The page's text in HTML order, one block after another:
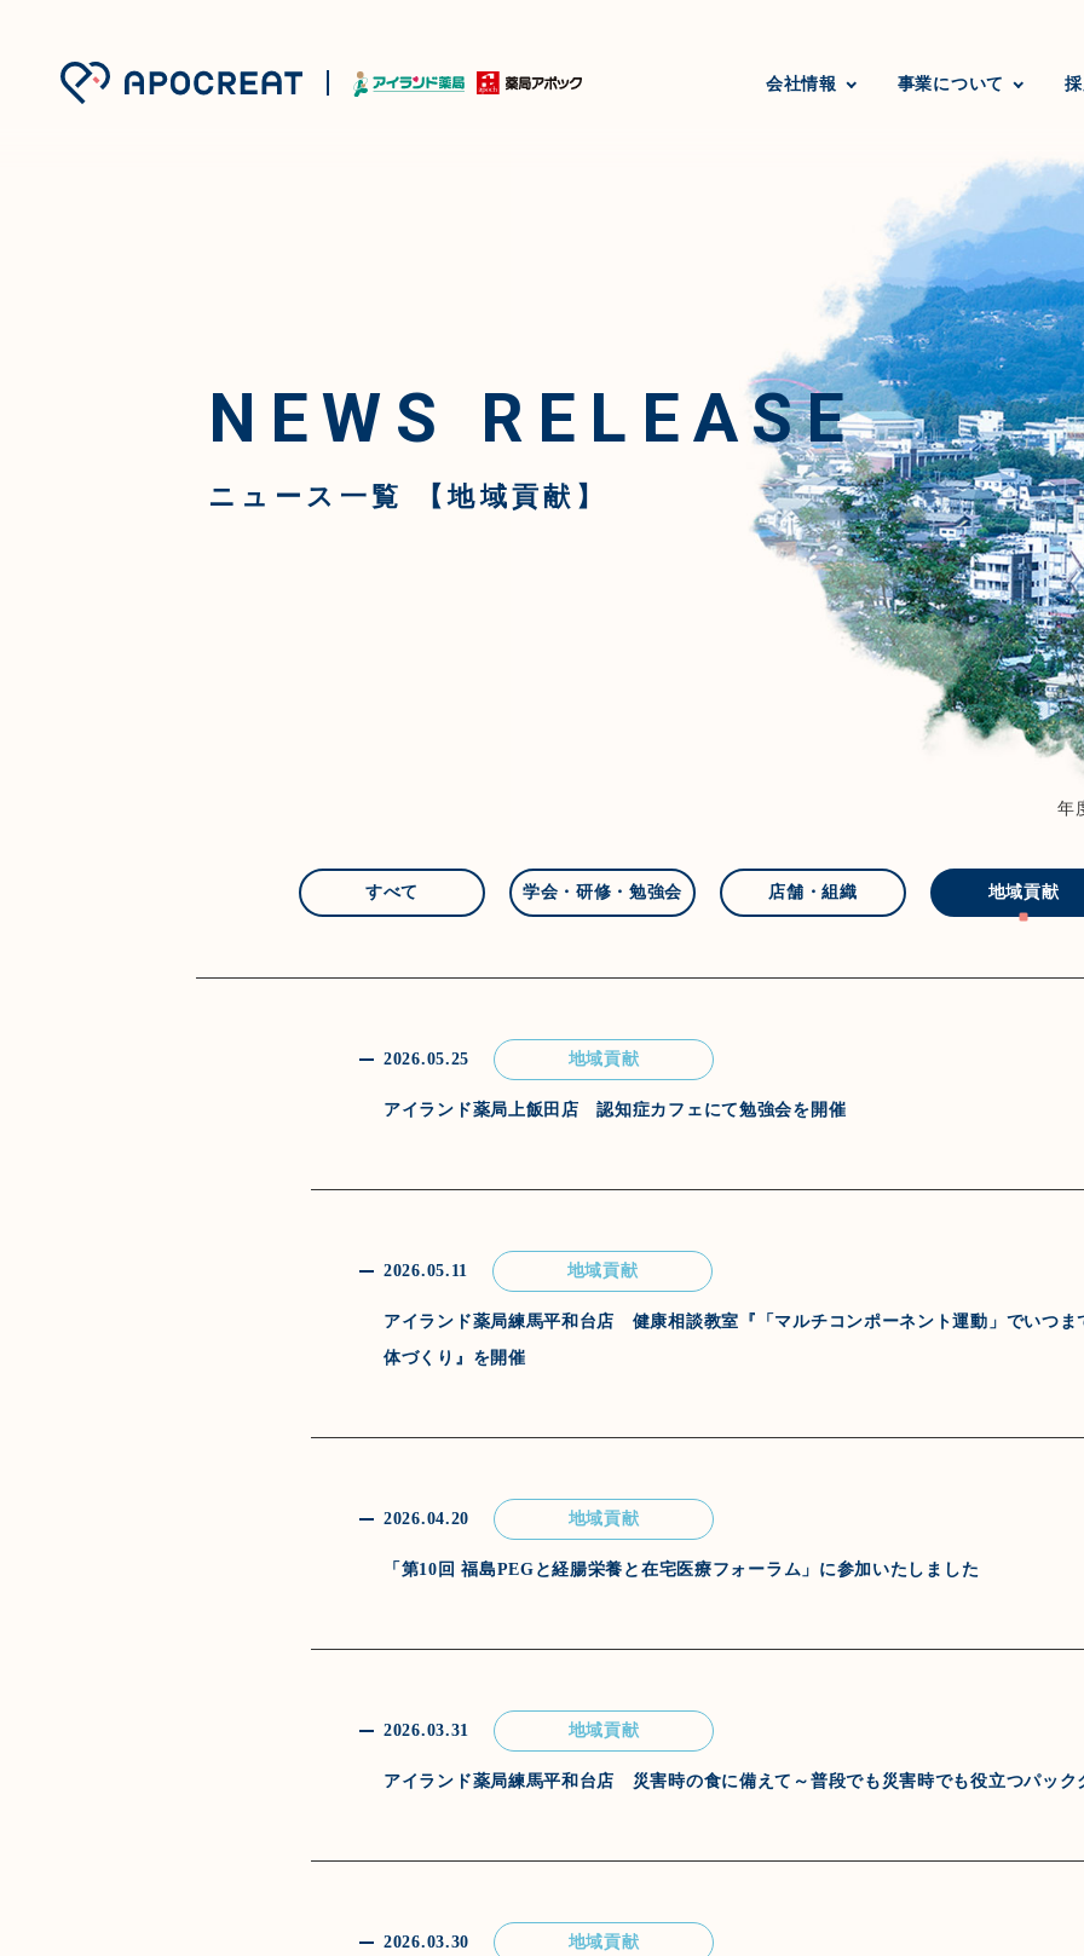
会社情報 事業について
NEWS RELEASE
ニュース一覧 【地域貢献】
年
すべて 学会・研修・勉強会 店舗・組織 地域貢献
2026.05.25 地域貢献
アイランド薬局上飯田店 認知症カフェにて勉強会を開催
2026.05.11 地域貢献
アイランド薬局練馬平和台店 健康相談教室『「マルチコンポーネント運動」でいつま
体づくり』を開催
2026.04.20 地域貢献
「第10回 福島PEGと経腸栄養と在宅医療フォーラム」に参加いたしました
2026.03.31 地域貢献
アイランド薬局練馬平和台店 災害時の食に備えて～普段でも災害時でも役立つパック
2026.03.30 地域貢献